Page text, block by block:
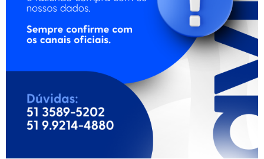
carrinho de mão
30 de setembro de 2021 at 12:14
Gisele Santos (Corretora Imóveis)
CRECI ativo, carteira clientes, região ABC
REPLY
18 de julho de 2022 at 03:03